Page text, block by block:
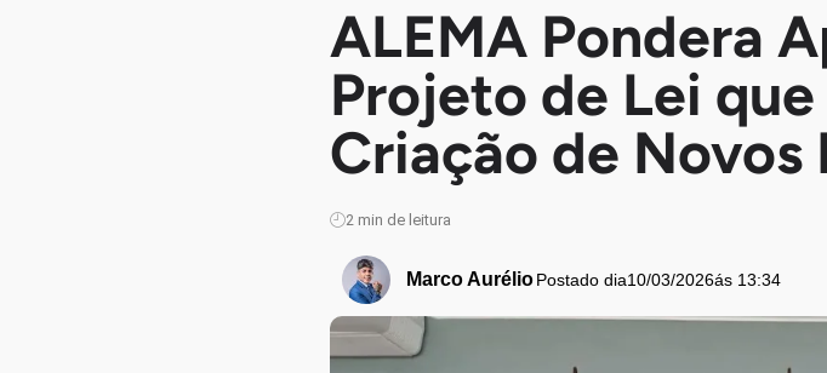
ALEMA Pondera
Projeto de Lei
Criação de Novos
2 min de leitura
Marco Aurélio Postado dia10/03/2026ás 13:34